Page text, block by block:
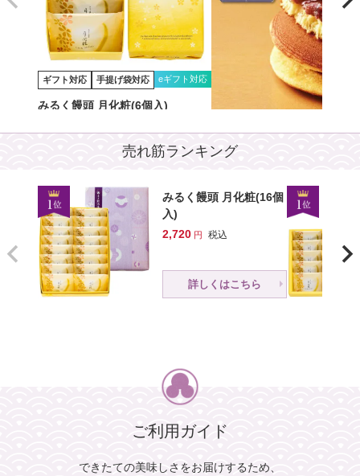
ギフト対応 手提げ袋対応 eギフト対応
みるく饅頭 月化粧(6個入)
詳しくはこちら
朝焼みかさ(5個入)
詳しくはこちら
売れ筋ランキング
みるく饅頭 月化粧(16個
入)
2,720
税込
詳しくはこちら
ご利用ガイド
できたての美味しさをお届けするため、